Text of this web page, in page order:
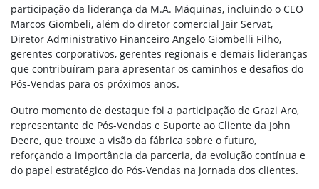
participação da liderança da M.A. Máquinas, incluindo o CEO
Marcos Giombeli, além do diretor comercial Jair Servat,
Diretor Administrativo Financeiro Angelo Giombelli Filho,
gerentes corporativos, gerentes regionais e demais lideranças
que contribuíram para apresentar os caminhos e desafios do
Pós-Vendas para os próximos anos.
Outro momento de destaque foi a participação de Grazi Aro,
representante de Pós-Vendas e Suporte ao Cliente da John
Deere, que trouxe a visão da fábrica sobre o futuro,
reforçando a importância da parceria, da evolução contínua e
do papel estratégico do Pós-Vendas na jornada dos clientes.